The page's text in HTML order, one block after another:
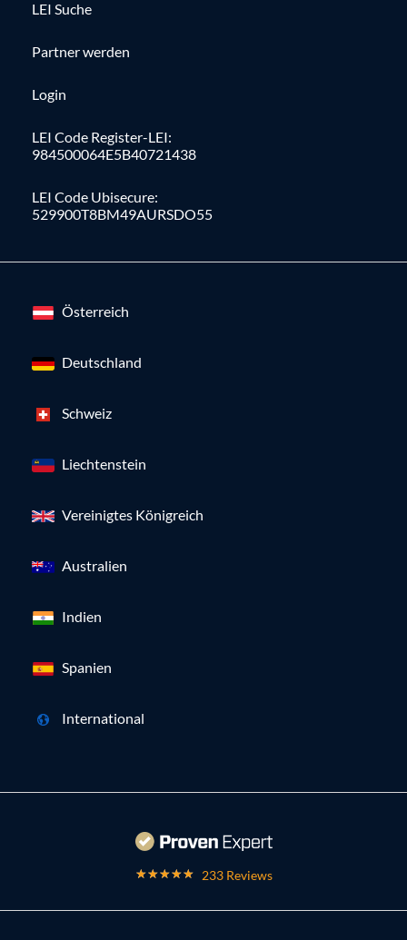
LEI Suche
Partner werden
Login
LEI Code Register-LEI:
984500064E5B40721438
LEI Code Ubisecure:
529900T8BM49AURSDO55
Österreich
Deutschland
Schweiz
Liechtenstein
Vereinigtes Königreich
Australien
Indien
Spanien
International
233 Reviews